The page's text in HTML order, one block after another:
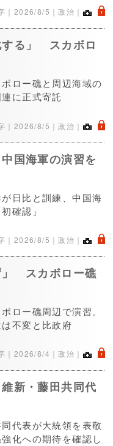
｜ 2026/8/5 ｜政治｜ .
する」 スカボロ
ロー礁と周辺海域の
に正式寄託
｜ 2026/8/5 ｜政治｜ .
国海軍の演習を
日比と訓練、中国海
確認」
｜ 2026/8/5 ｜政治｜ .
」 スカボロー礁
ロー礁周辺で演習。
不変と比政府
｜ 2026/8/4 ｜政治｜ .
新・藤田共同代
代表が大統領を表敬
化への期待を確認し